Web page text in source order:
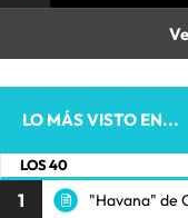
LO MÁS VISTO EN...
LOS 40
1 "Havana" de